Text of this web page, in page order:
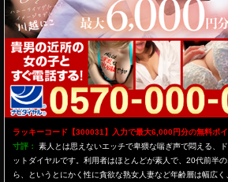
ラッキーコード【300031】入力で最大6,000円分の無料ポイ
寸評：
素人とは思えないエッチで卑猥な喘ぎ声で悶える、
ットダイヤルです。利用者はほとんどが素人で、20代前半
ら、というとにかく性に貪欲な熟女人妻など年齢層は幅広